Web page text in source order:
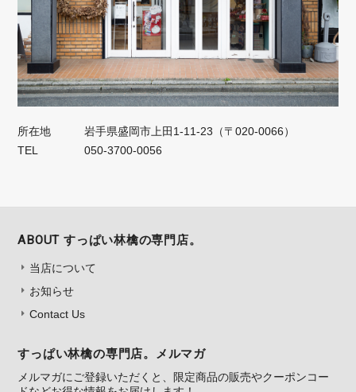
所在地
岩手県盛岡市上田1‐11‐23（〒020-0066）
TEL
050‐3700‐0056
ABOUT すっぱい林檎の専門店。
当店について
お知らせ
Contact Us
すっぱい林檎の専門店。メルマガ
メルマガにご登録いただくと、限定商品の販売やクーポンコー